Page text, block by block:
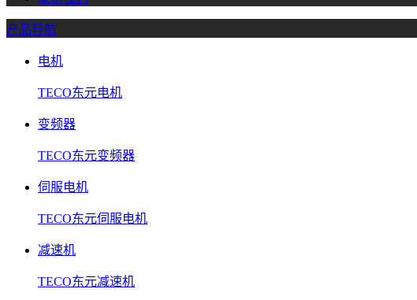
产品导航
电机
TECO东元电机
变频器
TECO东元变频器
伺服电机
TECO东元伺服电机
减速机
TECO东元减速机